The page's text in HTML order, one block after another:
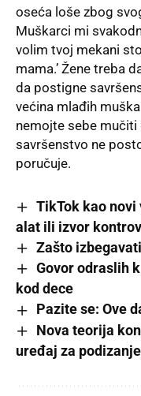
oseća loše zbog
Muškarci mi
volim tvoj mekani
mama.’ Žene treba
da postigne
većina mlađih
nemojte sebe mučiti
savršenstvo ne
poručuje.
TikTok kao
alat ili izvor
Zašto
Govor odraslih
kod dece
Pazite se: Ove
Nova teorija
uređaj za